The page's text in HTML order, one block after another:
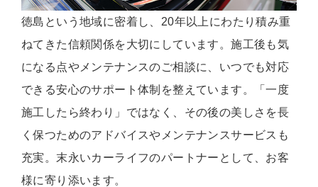
徳島という地域に密着し、20年以上にわたり積み重
ねてきた信頼関係を大切にしています。施工後も気
になる点やメンテナンスのご相談に、いつでも対応
できる安心のサポート体制を整えています。「一度
施工したら終わり」ではなく、その後の美しさを長
く保つためのアドバイスやメンテナンスサービスも
充実。末永いカーライフのパートナーとして、お客
様に寄り添います。